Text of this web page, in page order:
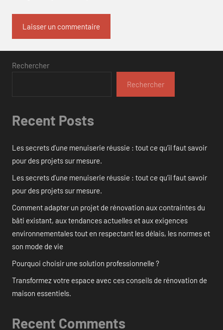
Rechercher
Rechercher
Recent Posts
Les secrets d’une menuiserie réussie : tout ce qu’il faut savoir
pour des projets sur mesure.
Les secrets d’une menuiserie réussie : tout ce qu’il faut savoir
pour des projets sur mesure.
Comment adapter un projet de rénovation aux contraintes du
bâti existant, aux tendances actuelles et aux exigences
environnementales tout en respectant les délais, les normes et
son mode de vie
Pourquoi choisir une solution professionnelle ?
Transformez votre espace avec ces conseils de rénovation de
maison essentiels.
Recent Comments